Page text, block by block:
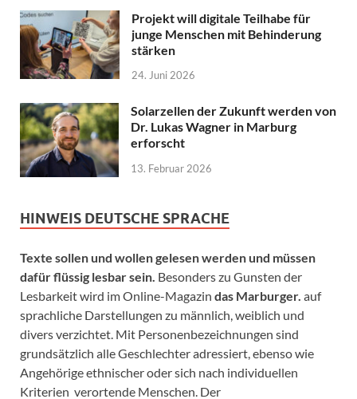
Projekt will digitale Teilhabe für
junge Menschen mit Behinderung
stärken
24. Juni 2026
Solarzellen der Zukunft werden von
Dr. Lukas Wagner in Marburg
erforscht
13. Februar 2026
HINWEIS DEUTSCHE SPRACHE
Texte sollen und wollen gelesen werden und müssen
dafür flüssig lesbar sein. Besonders zu Gunsten der
Lesbarkeit wird im Online-Magazin das Marburger. auf
sprachliche Darstellungen zu männlich, weiblich und
divers verzichtet. Mit Personenbezeichnungen sind
grundsätzlich alle Geschlechter adressiert, ebenso wie
Angehörige ethnischer oder sich nach individuellen
Kriterien verortende Menschen. Der